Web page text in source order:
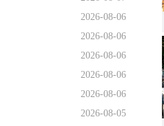
2026-08-06
2026-08-06
2026-08-06
2026-08-06
2026-08-06
2026-08-05